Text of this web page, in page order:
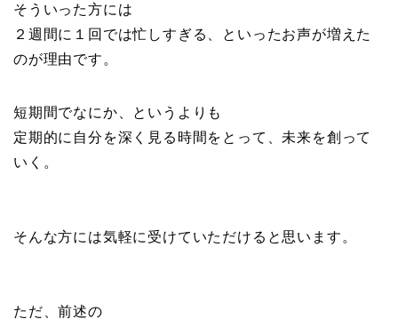
そういった方には
２週間に１回では忙しすぎる、といったお声が増えた
のが理由です。
短期間でなにか、というよりも
定期的に自分を深く見る時間をとって、未来を創って
いく。
そんな方には気軽に受けていただけると思います。
ただ、前述の